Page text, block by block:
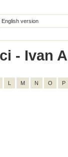
English version
- Ivan
L M N O P